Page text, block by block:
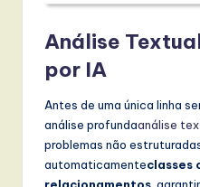
Análise
por IA
Antes de uma única linha
análise profundaanálise
problemas não
automaticamenteclasses
relacionamentos ,